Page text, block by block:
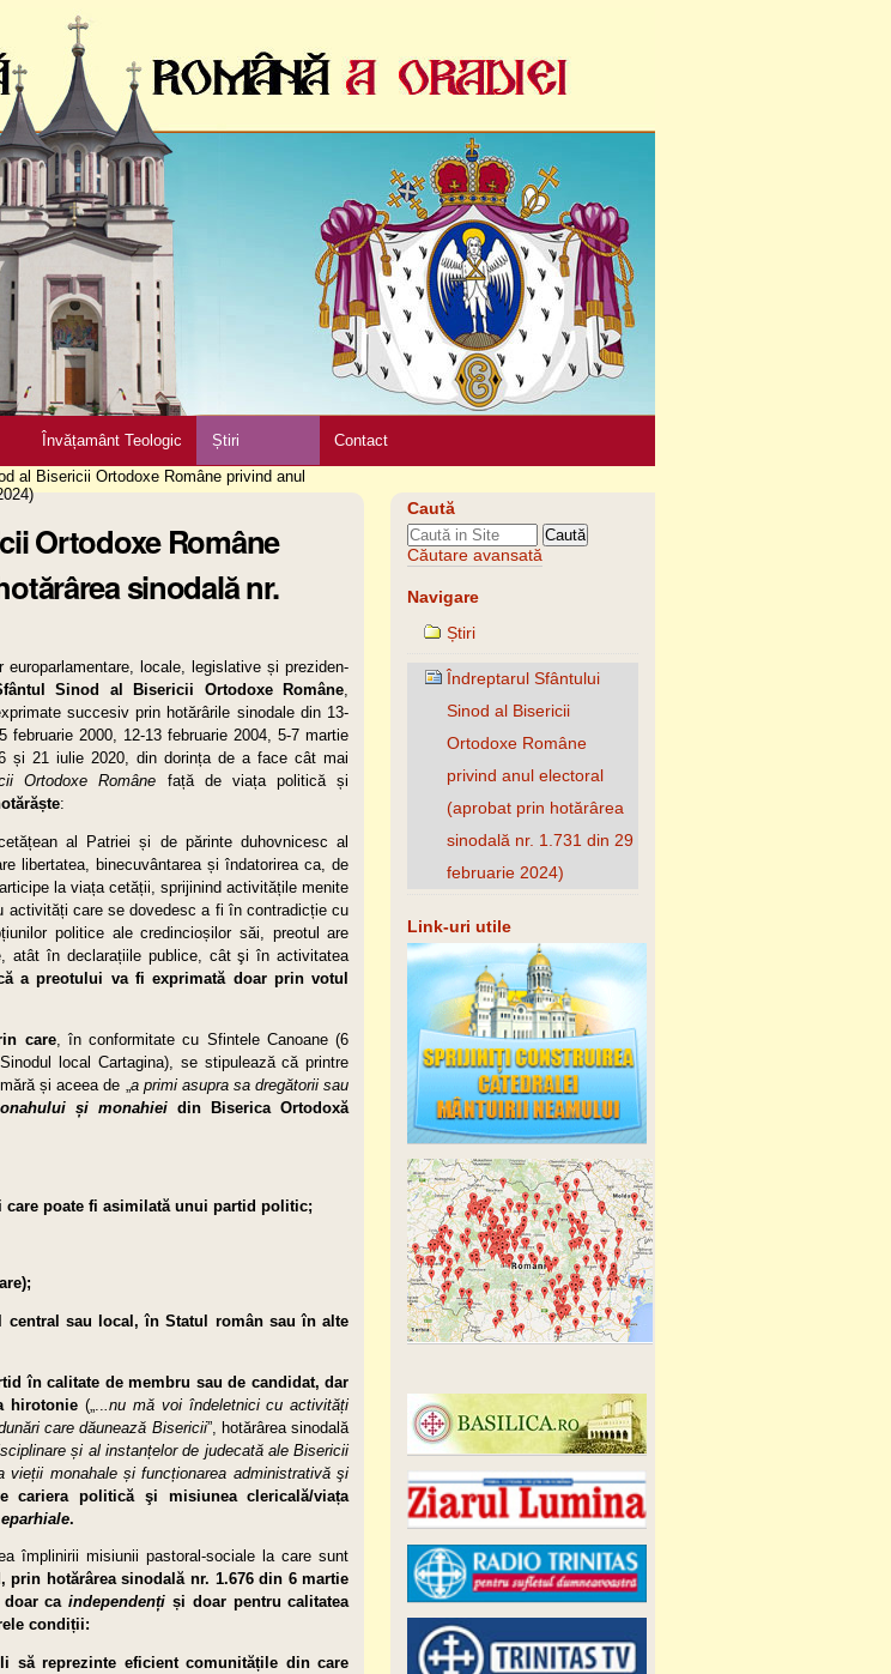
Învățamânt Teologic Știri Contact
al Bisericii Ortodoxe Române privind anul
Ortodoxe Române
sinodală nr.
europarlamentare, locale, legislative și prezi­den­
Sinod al Bisericii Ortodoxe Române,
succesiv prin hotărârile sinodale din 13-
februarie 2000, 12-13 februarie 2004, 5-7 martie
și 21 iulie 2020, din dorința de a face cât mai
Ortodoxe Române față de viața politică și
:
al Patriei și de părinte duhovnicesc al
libertatea, binecuvântarea și îndatorirea ca, de
la viața cetății, sprijinind activitățile menite
acti­vități care se dovedesc a fi în contradicție cu
politice ale credin­cioșilor săi, preotul are
atât în declarațiile publice, cât şi în activitatea
a preotului va fi exprimată doar prin votul
care, în conformitate cu Sfintele Canoane (6
local Cartagina), se stipulează că printre
și aceea de „ a primi asupra sa dregătorii sau
și monahieidin Biserica Ortodoxă
poate fi asimilată unui partid politic;
sau local, în Statul român sau în alte
în calitate de membru sau de candidat, dar
hirotonie („..
.nu mă voi îndeletnici cu activități
care dăunează Bisericii”, hotărârea sinodală
și al instanțelor de judecată ale Bisericii
vieții monahale și funcționarea administrativă şi
cariera politică şi misiunea clerica­lă/via­ța
.
împlinirii misiunii pastoral-sociale la care sunt
prin hotărârea sinodală nr. 1.676 din 6 martie
doar caindependenți și doar pentru calitatea
con­diții:
să reprezinte eficient comu­nitățile din care
Caută
Căutare avansată
Navigare
Știri
Îndreptarul Sfântului
Sinod al Bisericii
Ortodoxe Române
privind anul electoral
(aprobat prin hotărârea
sinodală nr. 1.731 din 29
februarie 2024)
Link-uri utile